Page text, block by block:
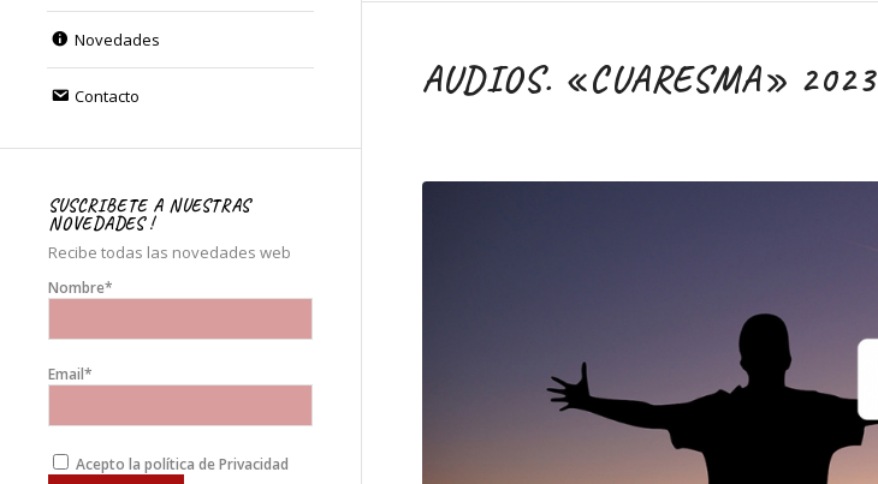
Novedades
Contacto
SUSCRIBETE A NUESTRAS
NOVEDADES !
Recibe todas las novedades web
Nombre*
Email*
Acepto la política de Privacidad
AUDIOS. «CUARESMA» 2023